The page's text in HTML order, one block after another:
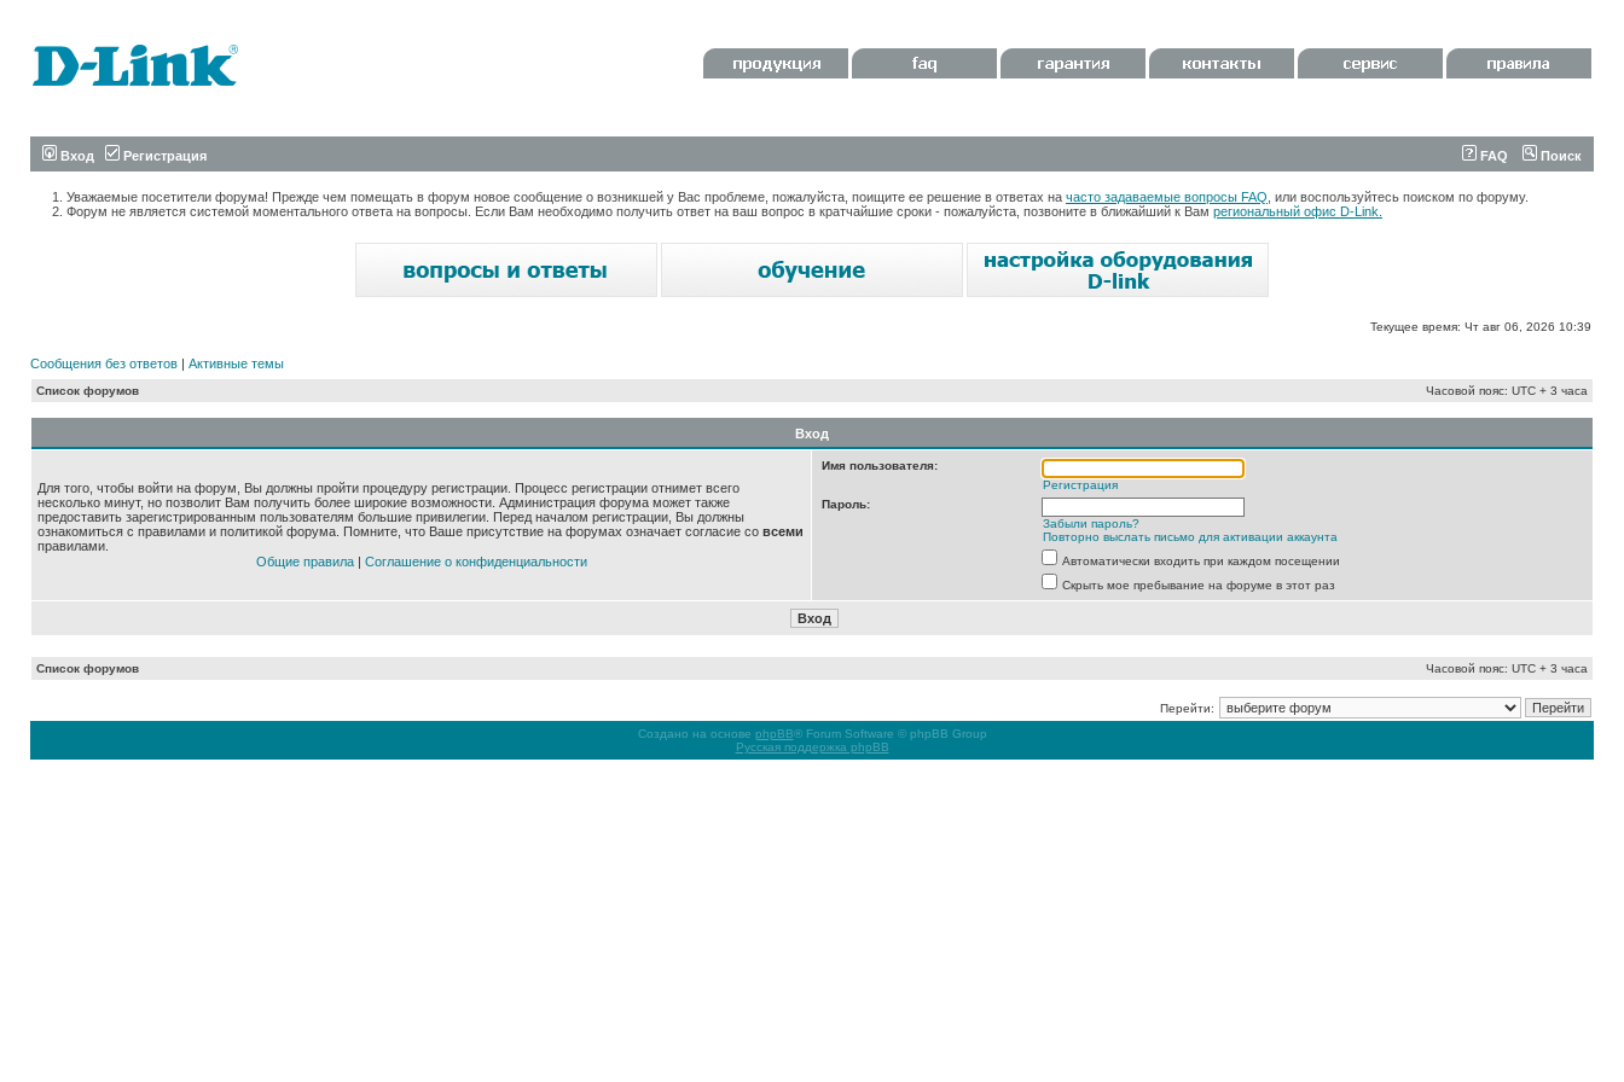
Вход Регистрация FAQ Поиск
Уважаемые посетители форума! Прежде чем помещать в форум новое сообщение о возникшей у Вас проблеме, пожалуйста, поищите ее решение в ответах на часто задаваемые вопросы FAQ , или воспользуйтесь поиском по форуму.
Форум не является системой моментального ответа на вопросы. Если Вам необходимо получить ответ на ваш вопрос в кратчайшие сроки - пожалуйста, позвоните в ближайший к Вам региональный офис D-Link.
Текущее время: Чт авг 06, 2026 10:39
Сообщения без ответов | Активные темы
Список форумов Часовой пояс: UTC + 3 часа
Вход
Для того, чтобы войти на форум, Вы должны пройти процедуру регистрации. Процесс регистрации отнимет всего
несколько минут, но позволит Вам получить более широкие возможности. Администрация форума может также
предоставить зарегистрированным пользователям большие привилегии. Перед началом регистрации, Вы должны
ознакомиться с правилами и политикой форума. Помните, что Ваше присутствие на форумах означает согласие со всеми
правилами.
Общие правила| Соглашение о конфиденциальности
Имя пользователя:
Регистрация
Пароль:
Забыли пароль?
Повторно выслать письмо для активации аккаунта
Автоматически входить при каждом посещении
Скрыть мое пребывание на форуме в этот раз
Список форумов Часовой пояс: UTC + 3 часа
Перейти:
Создано на основе phpBB® Forum Software © phpBB Group
Русская поддержка phpBB